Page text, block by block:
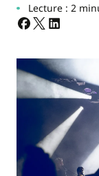
Lecture : 2